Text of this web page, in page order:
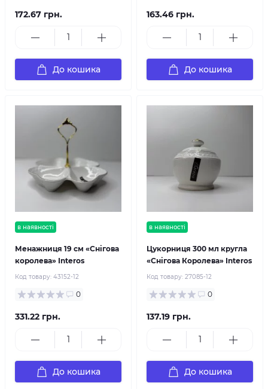
172.67 грн.
До кошика
163.46 грн.
До кошика
в наявності
Менажниця 19 см «Снігова
королева» Interos
Код товару: 43152-12
0
331.22 грн.
До кошика
в наявності
Цукорниця 300 мл кругла
«Снігова Королева» Interos
Код товару: 27085-12
0
137.19 грн.
До кошика